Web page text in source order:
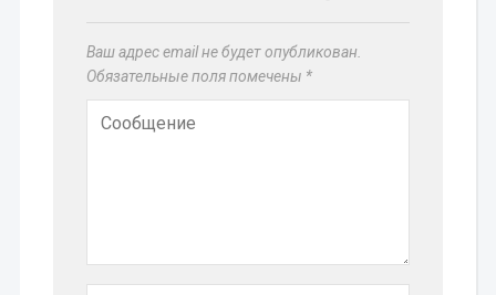
Ваш адрес email не будет опубликован.
Обязательные поля помечены *